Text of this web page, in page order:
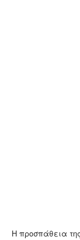
Η προσπάθεια